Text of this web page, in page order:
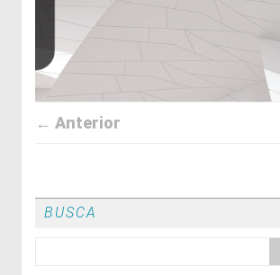
← Anterior
BUSCA